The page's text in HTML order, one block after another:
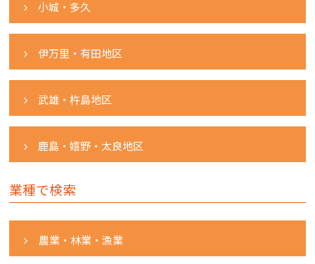
小城・多久
伊万里・有田地区
武雄・杵島地区
鹿島・嬉野・太良地区
業種で検索
農業・林業・漁業